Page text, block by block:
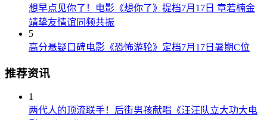
想早点见你了！电影《想你了》提档7月17日 章若楠金
靖挚友情谊同频共振
5
高分悬疑口碑电影《恐怖游轮》定档7月17日暑期C位
推荐资讯
1
两代人的顶流联手！后街男孩献唱《汪汪队立大功大电